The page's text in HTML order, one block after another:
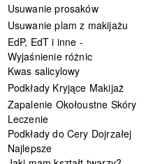
Usuwanie prosaków
Usuwanie plam z makijażu
EdP, EdT i inne -
Wyjaśnienie różnic
Kwas salicylowy
Podkłady Kryjące Makijaż
Zapalenie Okołoustne Skóry
Leczenie
Podkłady do Cery Dojrzałej
Najlepsze